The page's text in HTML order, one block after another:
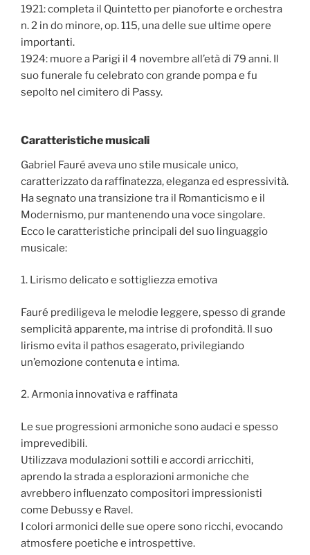
1921: completa il Quintetto per pianoforte e orchestra
n. 2 in do minore, op. 115, una delle sue ultime opere
importanti.
1924: muore a Parigi il 4 novembre all’età di 79 anni. Il
suo funerale fu celebrato con grande pompa e fu
sepolto nel cimitero di Passy.
Caratteristiche musicali
Gabriel Fauré aveva uno stile musicale unico,
caratterizzato da raffinatezza, eleganza ed espressività.
Ha segnato una transizione tra il Romanticismo e il
Modernismo, pur mantenendo una voce singolare.
Ecco le caratteristiche principali del suo linguaggio
musicale:
1. Lirismo delicato e sottigliezza emotiva
Fauré prediligeva le melodie leggere, spesso di grande
semplicità apparente, ma intrise di profondità. Il suo
lirismo evita il pathos esagerato, privilegiando
un’emozione contenuta e intima.
2. Armonia innovativa e raffinata
Le sue progressioni armoniche sono audaci e spesso
imprevedibili.
Utilizzava modulazioni sottili e accordi arricchiti,
aprendo la strada a esplorazioni armoniche che
avrebbero influenzato compositori impressionisti
come Debussy e Ravel.
I colori armonici delle sue opere sono ricchi, evocando
atmosfere poetiche e introspettive.